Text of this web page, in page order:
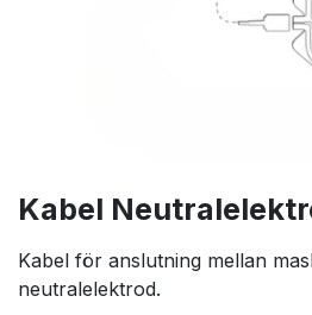
Kabel
Kabel för anslutning mellan
neutralelektrod.